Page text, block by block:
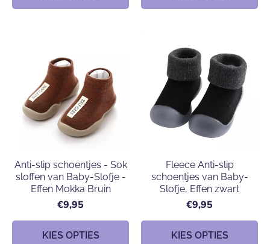
Anti-slip schoentjes - Sok
sloffen van Baby-Slofje -
Effen Mokka Bruin
€9,95
KIES OPTIES
Fleece Anti-slip
schoentjes van Baby-
Slofje, Effen zwart
€9,95
KIES OPTIES